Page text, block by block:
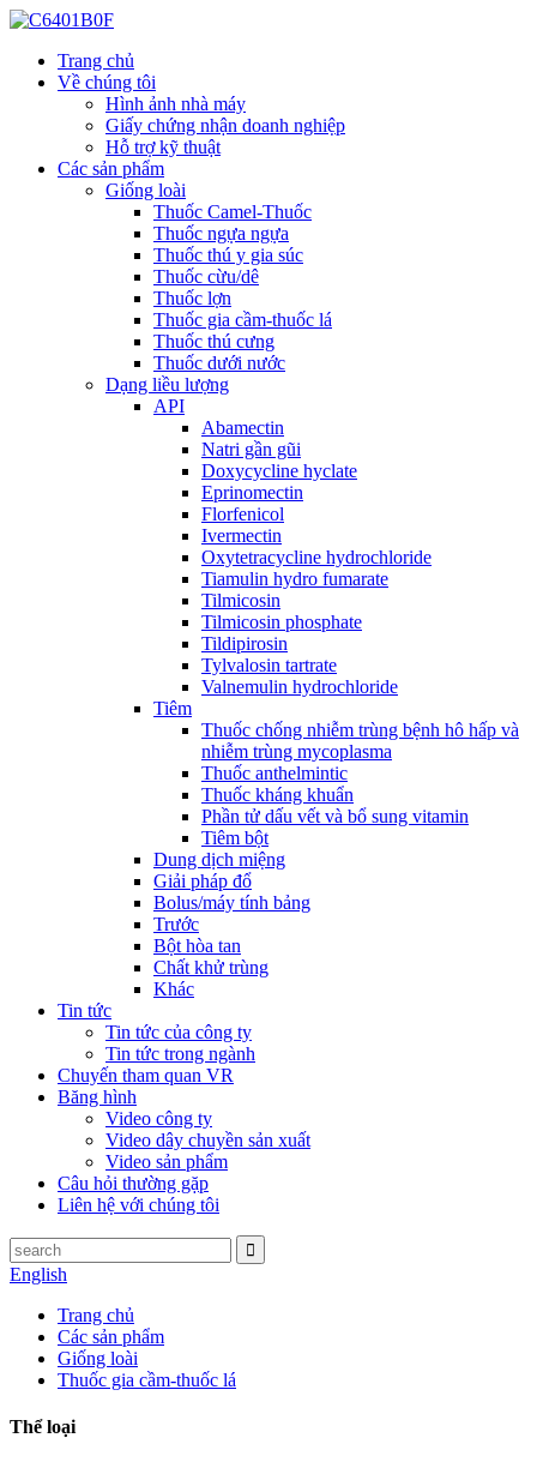
Trang chủ
Về chúng tôi
Hình ảnh nhà máy
Giấy chứng nhận doanh nghiệp
Hỗ trợ kỹ thuật
Các sản phẩm
Giống loài
Thuốc Camel-Thuốc
Thuốc ngựa ngựa
Thuốc thú y gia súc
Thuốc cừu/dê
Thuốc lợn
Thuốc gia cầm-thuốc lá
Thuốc thú cưng
Thuốc dưới nước
Dạng liều lượng
API
Abamectin
Natri gần gũi
Doxycycline hyclate
Eprinomectin
Florfenicol
Ivermectin
Oxytetracycline hydrochloride
Tiamulin hydro fumarate
Tilmicosin
Tilmicosin phosphate
Tildipirosin
Tylvalosin tartrate
Valnemulin hydrochloride
Tiêm
Thuốc chống nhiễm trùng bệnh hô hấp và
nhiễm trùng mycoplasma
Thuốc anthelmintic
Thuốc kháng khuẩn
Phần tử dấu vết và bổ sung vitamin
Tiêm bột
Dung dịch miệng
Giải pháp đổ
Bolus/máy tính bảng
Trước
Bột hòa tan
Chất khử trùng
Khác
Tin tức
Tin tức của công ty
Tin tức trong ngành
Chuyến tham quan VR
Băng hình
Video công ty
Video dây chuyền sản xuất
Video sản phẩm
Câu hỏi thường gặp
Liên hệ với chúng tôi
English
Trang chủ
Các sản phẩm
Giống loài
Thuốc gia cầm-thuốc lá
Thể loại